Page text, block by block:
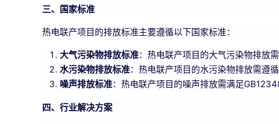
三、国家标准
热电联产项目的排放标准主要遵循以下国家标准：
大气污染物排放标准：热电联产项目的大气污染物排放
水污染物排放标准：热电联产项目的水污染物排放需遵
噪声排放标准：热电联产项目的噪声排放需满足
四、行业解决方案